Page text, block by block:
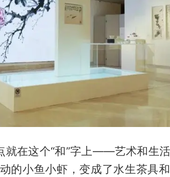
就在这个“和”字上——艺术和生
的小鱼小虾，变成了水生茶具